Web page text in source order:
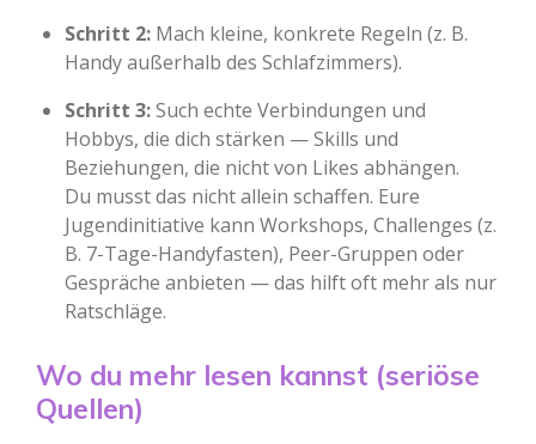
Schritt 2: Mach kleine, konkrete Regeln (z. B.
Handy außerhalb des Schlafzimmers).
Schritt 3:Such echte Verbindungen und
Hobbys, die dich stärken — Skills und
Beziehungen, die nicht von Likes abhängen.
Du musst das nicht allein schaffen. Eure
Jugendinitiative kann Workshops, Challenges (z.
B. 7-Tage-Handyfasten), Peer-Gruppen oder
Gespräche anbieten — das hilft oft mehr als nur
Ratschläge.
Wo du mehr lesen kannst (seriöse
Quellen)